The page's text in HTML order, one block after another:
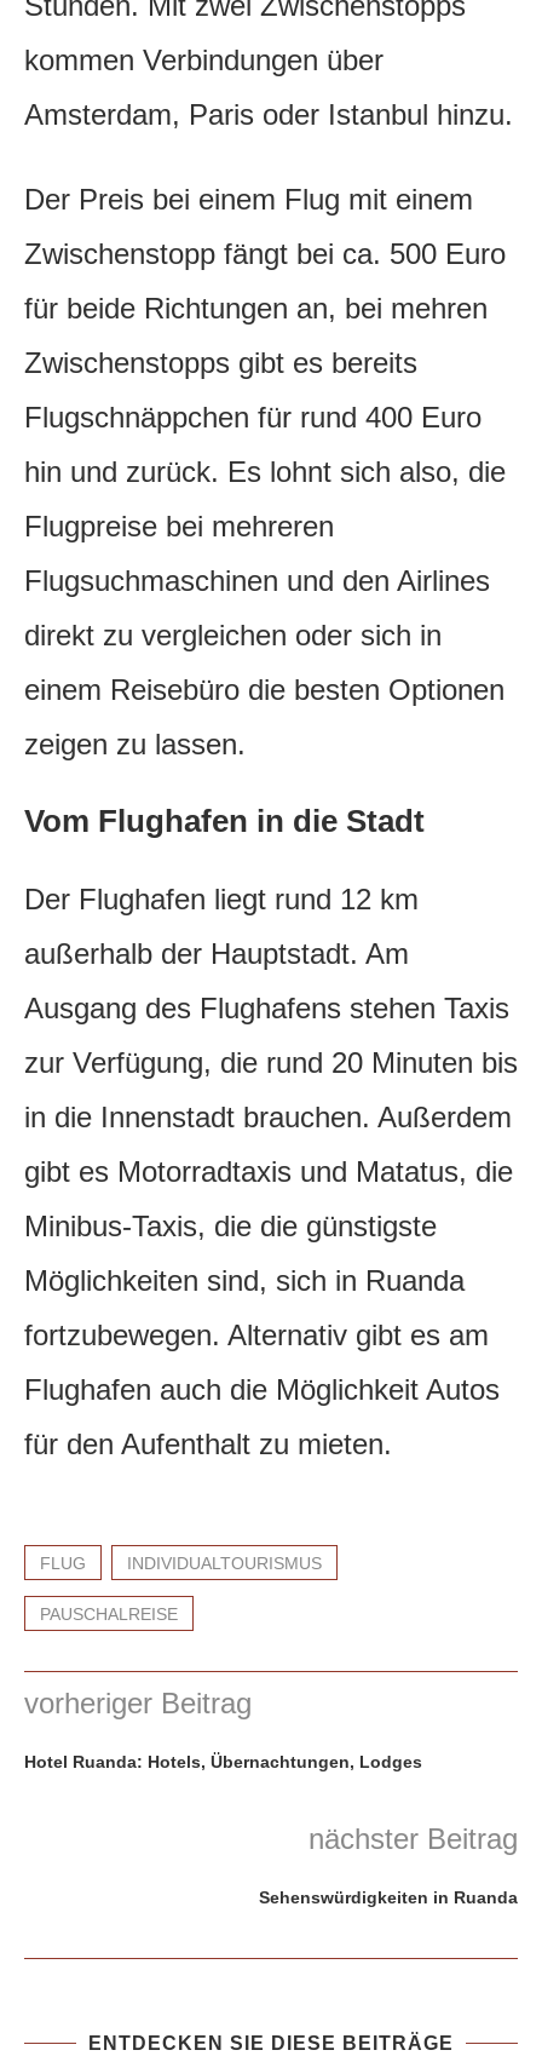
kommen Verbindungen über
Amsterdam, Paris oder Istanbul hinzu.
Der Preis bei einem Flug mit einem
Zwischenstopp fängt bei ca. 500 Euro
für beide Richtungen an, bei mehren
Zwischenstopps gibt es bereits
Flugschnäppchen für rund 400 Euro
hin und zurück. Es lohnt sich also, die
Flugpreise bei mehreren
Flugsuchmaschinen und den Airlines
direkt zu vergleichen oder sich in
einem Reisebüro die besten Optionen
zeigen zu lassen.
Vom Flughafen in die Stadt
Der Flughafen liegt rund 12 km
außerhalb der Hauptstadt. Am
Ausgang des Flughafens stehen Taxis
zur Verfügung, die rund 20 Minuten bis
in die Innenstadt brauchen. Außerdem
gibt es Motorradtaxis und Matatus, die
Minibus-Taxis, die die günstigste
Möglichkeiten sind, sich in Ruanda
fortzubewegen. Alternativ gibt es am
Flughafen auch die Möglichkeit Autos
für den Aufenthalt zu mieten.
FLUG INDIVIDUALTOURISMUS
PAUSCHALREISE
vorheriger Beitrag
Hotel Ruanda: Hotels, Übernachtungen, Lodges
nächster Beitrag
Sehenswürdigkeiten in Ruanda
ENTDECKEN SIE DIESE BEITRÄGE